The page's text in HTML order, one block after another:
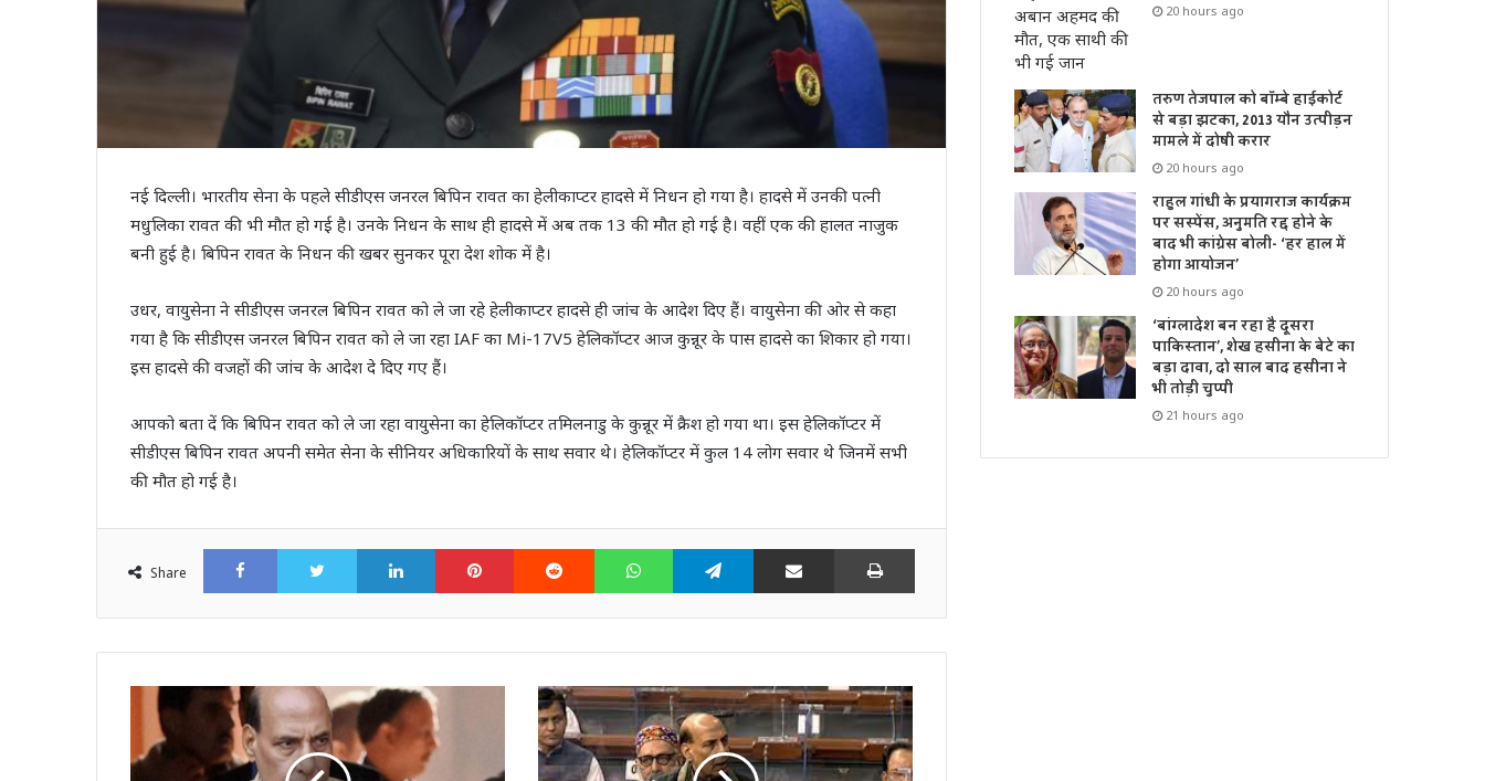
नई दिल्ली। भारतीय सेना के पहले सीडीएस जनरल बिपिन रावत का हेलीकाप्टर हादसे में निधन हो गया है। हादसे में उनकी पत्नी
मधुलिका रावत की भी मौत हो गई है। उनके निधन के साथ ही हादसे में अब तक 13 की मौत हो गई है। वहीं एक की हालत नाजुक
बनी हुई है। बिपिन रावत के निधन की खबर सुनकर पूरा देश शोक में है।
उधर, वायुसेना ने सीडीएस जनरल बिपिन रावत को ले जा रहे हेलीकाप्टर हादसे ही जांच के आदेश दिए हैं। वायुसेना की ओर से कहा
गया है कि सीडीएस जनरल बिपिन रावत को ले जा रहा IAF का Mi-17V5 हेलिकॉप्टर आज कुन्नूर के पास हादसे का शिकार हो गया।
इस हादसे की वजहों की जांच के आदेश दे दिए गए हैं।
आपको बता दें कि बिपिन रावत को ले जा रहा वायुसेना का हेलिकॉप्टर तमिलनाडु के कुन्नूर में क्रैश हो गया था। इस हेलिकॉप्टर में
सीडीएस बिपिन रावत अपनी समेत सेना के सीनियर अधिकारियों के साथ सवार थे। हेलिकॉप्टर में कुल 14 लोग सवार थे जिनमें सभी
की मौत हो गई है।
Share
FacebookTwitter LinkedIn Pinterest Reddit WhatsAppTelegram Share via Email Print
20 hours ago
तरुण तेजपाल को बॉम्बे हाईकोर्ट
से बड़ा झटका, 2013 यौन उत्पीड़न
मामले में दोषी करार
20 hours ago
राहुल गांधी के प्रयागराज कार्यक्रम
पर सस्पेंस, अनुमति रद्द होने के
बाद भी कांग्रेस बोली- ‘हर हाल में
होगा आयोजन’
20 hours ago
‘बांग्लादेश बन रहा है दूसरा
पाकिस्तान’, शेख हसीना के बेटे का
बड़ा दावा, दो साल बाद हसीना ने
भी तोड़ी चुप्पी
21 hours ago